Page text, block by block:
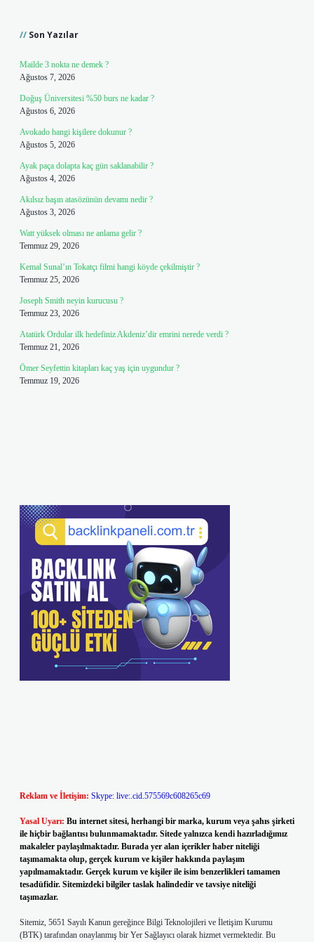
Son Yazılar
Mailde 3 nokta ne demek ?
Ağustos 7, 2026
Doğuş Üniversitesi %50 burs ne kadar ?
Ağustos 6, 2026
Avokado hangi kişilere dokunur ?
Ağustos 5, 2026
Ayak paça dolapta kaç gün saklanabilir ?
Ağustos 4, 2026
Akılsız başın atasözünün devamı nedir ?
Ağustos 3, 2026
Watt yüksek olması ne anlama gelir ?
Temmuz 29, 2026
Kemal Sunal’ın Tokatçı filmi hangi köyde çekilmiştir ?
Temmuz 25, 2026
Joseph Smith neyin kurucusu ?
Temmuz 23, 2026
Atatürk Ordular ilk hedefiniz Akdeniz’dir emrini nerede verdi ?
Temmuz 21, 2026
Ömer Seyfettin kitapları kaç yaş için uygundur ?
Temmuz 19, 2026
Reklam ve İletişim: Skype: live:.cid.575569c608265c69
Yasal Uyarı: Bu internet sitesi, herhangi bir marka, kurum veya şahıs şirketi
ile hiçbir bağlantısı bulunmamaktadır. Sitede yalnızca kendi hazırladığımız
makaleler paylaşılmaktadır. Burada yer alan içerikler haber niteliği
taşımamakta olup, gerçek kurum ve kişiler hakkında paylaşım
yapılmamaktadır. Gerçek kurum ve kişiler ile isim benzerlikleri tamamen
tesadüfidir. Sitemizdeki bilgiler taslak halindedir ve tavsiye niteliği
taşımazlar.
Sitemiz, 5651 Sayılı Kanun gereğince Bilgi Teknolojileri ve İletişim Kurumu
(BTK) tarafından onaylanmış bir Yer Sağlayıcı olarak hizmet vermektedir. Bu